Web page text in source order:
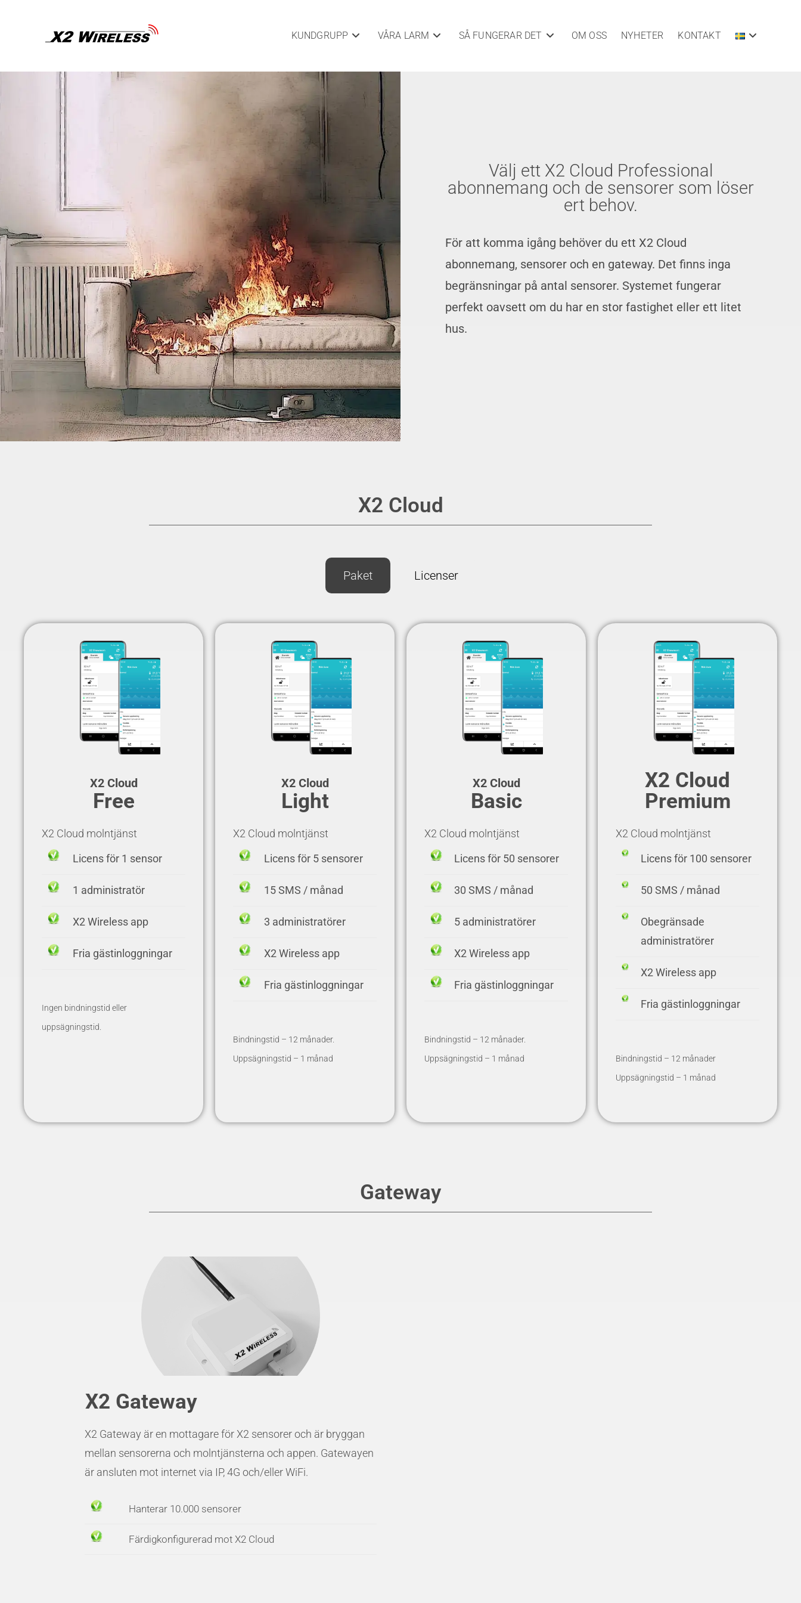
KUNDGRUPP VÅRA LARM SÅ FUNGERAR DET OM OSS NYHETER KONTAKT
Välj ett X2 Cloud Professional
abonnemang och de sensorer som löser
ert behov.
För att komma igång behöver du ett X2 Cloud
abonnemang, sensorer och en gateway. Det finns inga
begränsningar på antal sensorer. Systemet fungerar
perfekt oavsett om du har en stor fastighet eller ett litet
hus.
X2 Cloud
Paket Licenser
X2 Cloud
Free
X2 Cloud molntjänst
Licens för 1 sensor
1 administratör
X2 Wireless app
Fria gästinloggningar
Ingen bindningstid eller
uppsägningstid.
X2 Cloud
Light
X2 Cloud molntjänst
Licens för 5 sensorer
15 SMS / månad
3 administratörer
X2 Wireless app
Fria gästinloggningar
Bindningstid – 12 månader.
Uppsägningstid – 1 månad
X2 Cloud
Basic
X2 Cloud molntjänst
Licens för 50 sensorer
30 SMS / månad
5 administratörer
X2 Wireless app
Fria gästinloggningar
Bindningstid – 12 månader.
Uppsägningstid – 1 månad
X2 Cloud
Premium
X2 Cloud molntjänst
Licens för 100 sensorer
50 SMS / månad
Obegränsade
administratörer
X2 Wireless app
Fria gästinloggningar
Bindningstid – 12 månader
Uppsägningstid – 1 månad
Gateway
X2 Gateway
X2 Gateway är en mottagare för X2 sensorer och är bryggan
mellan sensorerna och molntjänsterna och appen. Gatewayen
är ansluten mot internet via IP, 4G och/eller WiFi.
Hanterar 10.000 sensorer
Färdigkonfigurerad mot X2 Cloud